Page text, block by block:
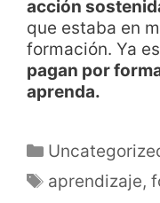
acción
que estaba en
formación. Ya
pagan por
aprenda.
aprendizaje,